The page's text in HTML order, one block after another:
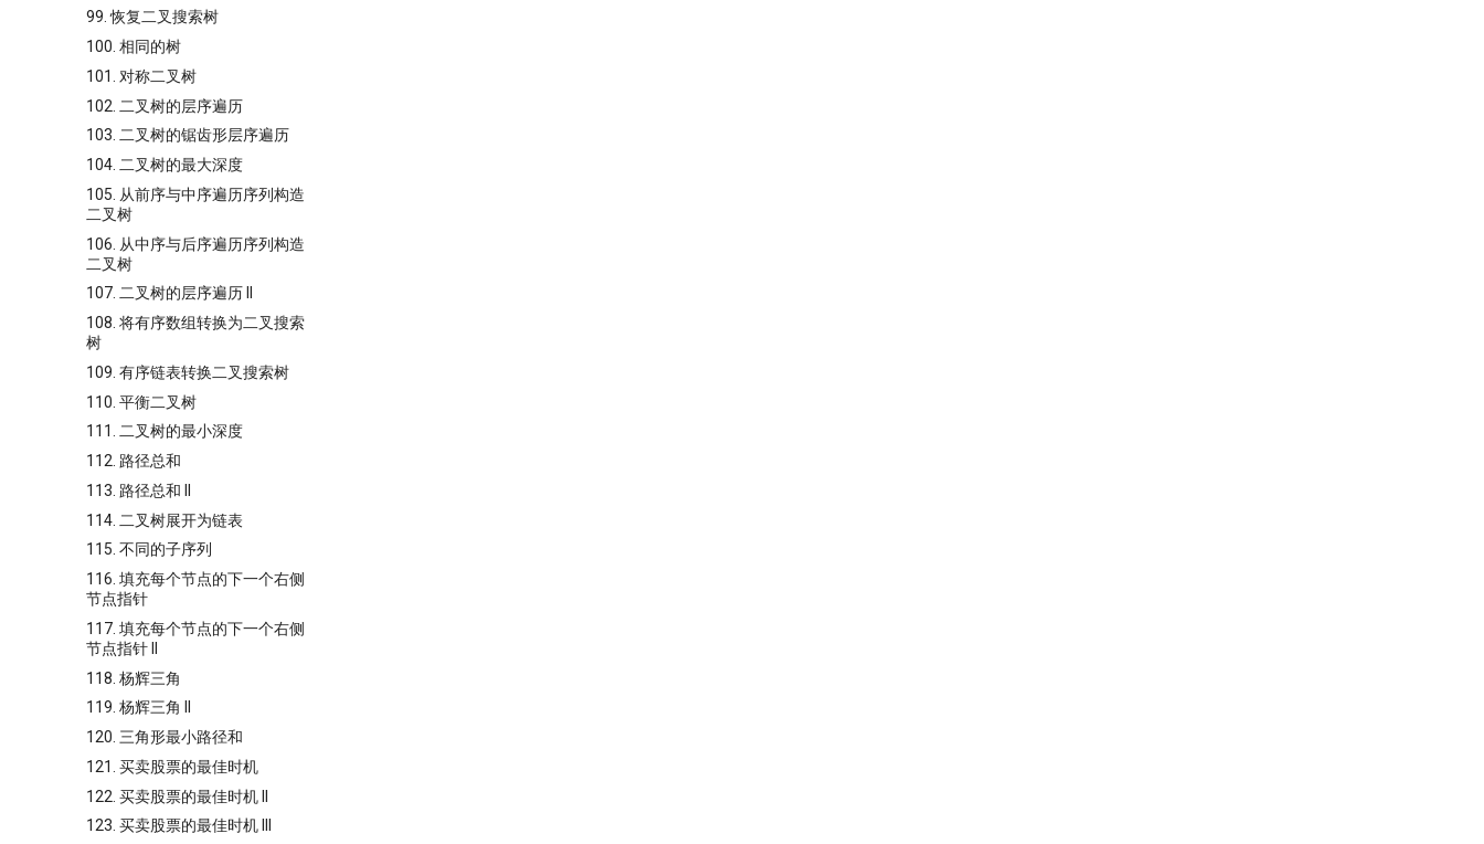
99. 恢复二叉搜索树
100. 相同的树
101. 对称二叉树
102. 二叉树的层序遍历
103. 二叉树的锯齿形层序遍历
104. 二叉树的最大深度
105. 从前序与中序遍历序列构造
二叉树
106. 从中序与后序遍历序列构造
二叉树
107. 二叉树的层序遍历 II
108. 将有序数组转换为二叉搜索
树
109. 有序链表转换二叉搜索树
110. 平衡二叉树
111. 二叉树的最小深度
112. 路径总和
113. 路径总和 II
114. 二叉树展开为链表
115. 不同的子序列
116. 填充每个节点的下一个右侧
节点指针
117. 填充每个节点的下一个右侧
节点指针 II
118. 杨辉三角
119. 杨辉三角 II
120. 三角形最小路径和
121. 买卖股票的最佳时机
122. 买卖股票的最佳时机 II
123. 买卖股票的最佳时机 III